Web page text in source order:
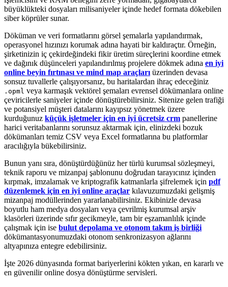
büyüklükteki dosyaları milisaniyeler içinde hedef formata dökebilen
siber köprüler sunar.
Döküman ve veri formatlarını görsel şemalarla yapılandırmak,
operasyonel hızınızı korumak adına hayati bir kaldıraçtır. Örneğin,
şirketinizin iç çekirdeğindeki fikir üretim süreçlerini koordine etmek
ve dağınık düşünceleri yapılandırılmış projelere dökmek adına en iyi
online beyin fırtınası ve mind map araçları üzerinden devasa
sonsuz tuvallerle çalışıyorsanız, bu haritalardan ihraç edeceğiniz
.opml veya karmaşık vektörel şemaları evrensel dökümanlara online
çeviricilerle saniyeler içinde dönüştürebilirsiniz. Sitenize gelen trafiği
ve potansiyel müşteri datalarını kayıpsız yönetmek üzere
kurduğunuz küçük işletmeler için en iyi ücretsiz crm panellerine
harici veritabanlarını sorunsuz aktarmak için, elinizdeki bozuk
dökümanları temiz CSV veya Excel formatlarına bu platformlar
aracılığıyla bükebilirsiniz.
Bunun yanı sıra, dönüştürdüğünüz her türlü kurumsal sözleşmeyi,
teknik raporu ve mizanpaj şablonunu doğrudan tarayıcınız içinden
kırpmak, imzalamak ve kriptografik katmanlarla şifrelemek için pdf
düzenlemek için en iyi online araçlar kılavuzumuzdaki gelişmiş
mizanpaj modüllerinden yararlanabilirsiniz. Ekibinizle devasa
boyutlu ham medya dosyaları veya çevrilmiş kurumsal arşiv
klasörleri üzerinde sıfır gecikmeyle, tam bir eşzamanlılık içinde
çalışmak için ise bulut depolama ve otonom takım iş birliği
dökümantasyonumuzdaki otonom senkronizasyon ağlarını
altyapınıza entegre edebilirsiniz.
İşte 2026 dünyasında format bariyerlerini kökten yıkan, en kararlı ve
en güvenilir online dosya dönüştürme servisleri.